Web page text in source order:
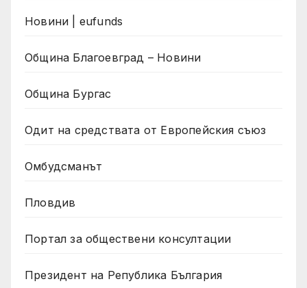
Новини | eufunds
Община Благоевград – Новини
Община Бургас
Одит на средствата от Европейския съюз
Омбудсманът
Пловдив
Портал за обществени консултации
Президент на Република България